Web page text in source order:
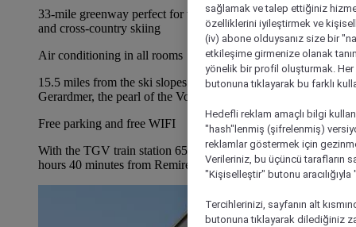
33-mile greenway perfect for walking, cycling, rollerblading
and cross-country skiing
Air conditioning in all rooms
15.5 miles from the ski slopes of La Bresse and Gerardmer -
Gerardmer, the pearl of the Vosges
Free parking and free WIFI
With the TGV train station 656 yards (600 m) away, Paris is 2
hours 40 minutes from Remiremont
sağlamak ve talep ettiğiniz
özelliklerini iyileştirmek ve
(iv) abone olduysanız size bir
etkileşime girmenize olanak
yönelik bir profil oluşturmak.
butonuna tıklayarak bu farklı
Hedefli reklam amaçlı bilgi
"hash"lenmiş (şifrelenmiş)
reklamlar göstermek için
Verileriniz, bu üçüncü tarafların
"Kişiselleştir" butonu
Tercihlerinizi, sayfanın alt
butonuna tıklayarak dilediğiniz